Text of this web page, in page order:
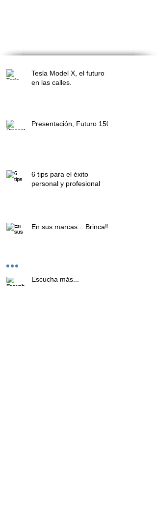
Tesla Model X, el futuro
en las calles.
Presentación, Futuro 150
6 tips para el éxito
personal y profesional
En sus marcas... Brinca!!!!
Escucha más...